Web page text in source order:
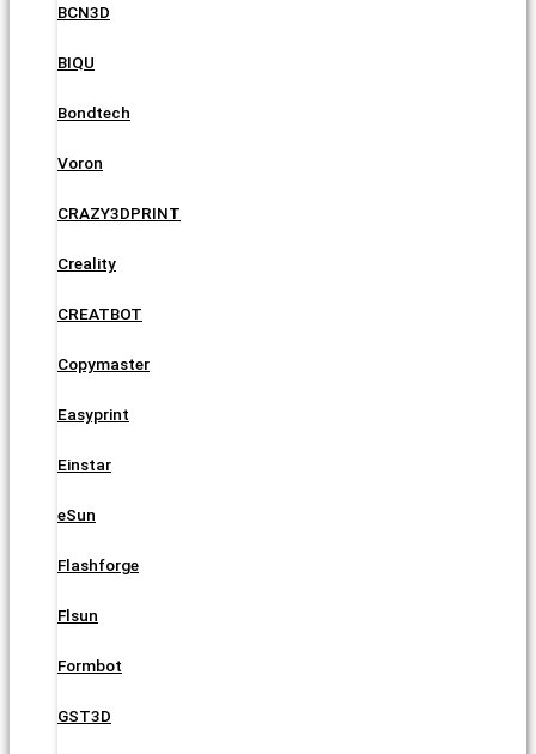
BCN3D
BIQU
Bondtech
Voron
CRAZY3DPRINT
Creality
CREATBOT
Copymaster
Easyprint
Einstar
eSun
Flashforge
Flsun
Formbot
GST3D